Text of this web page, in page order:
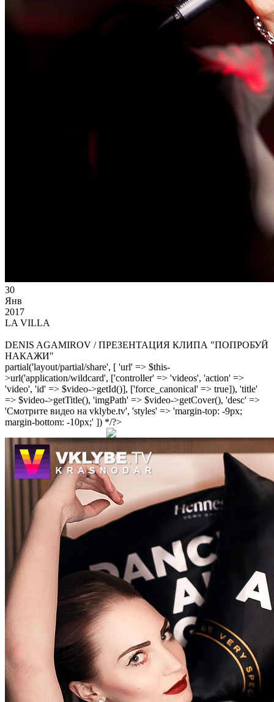
30
Янв
2017
LA VILLA
DENIS AGAMIROV / ПРЕЗЕНТАЦИЯ КЛИПА "ПОПРОБУЙ
НАКАЖИ"
partial('layout/partial/share', [ 'url' => $this-
>url('application/wildcard', ['controller' => 'videos', 'action' =>
'video', 'id' => $video->getId()], ['force_canonical' => true]), 'title'
=> $video->getTitle(), 'imgPath' => $video->getCover(), 'desc' =>
'Смотрите видео на vklybe.tv', 'styles' => 'margin-top: -9px;
margin-bottom: -10px;' ]) */?>